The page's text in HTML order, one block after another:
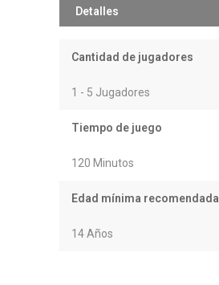
Detalles
Cantidad de jugadores
1 - 5 Jugadores
Tiempo de juego
120 Minutos
Edad mínima recomendada
14 Años